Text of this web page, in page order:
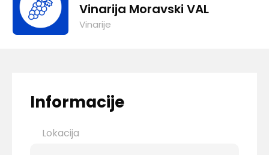
Vinarija Moravski VAL
Vinarije
Informacije
Lokacija